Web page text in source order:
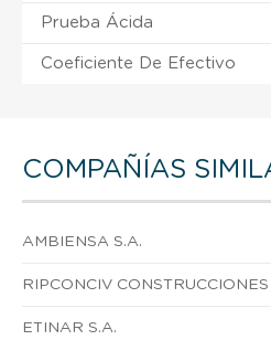
Prueba Ácida
Coeficiente De Efectivo
COMPAÑÍAS
AMBIENSA S.A.
RIPCONCIV
ETINAR S.A.